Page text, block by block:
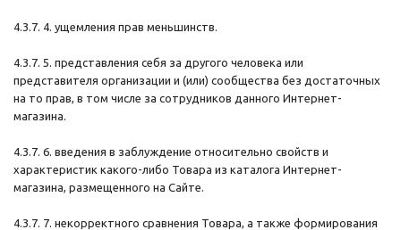
4.3.7. 4. ущемления прав меньшинств.
4.3.7. 5. представления себя за другого человека или
представителя организации и (или) сообщества без достаточных
на то прав, в том числе за сотрудников данного Интернет-
магазина.
4.3.7. 6. введения в заблуждение относительно свойств и
характеристик какого-либо Товара из каталога Интернет-
магазина, размещенного на Сайте.
4.3.7. 7. некорректного сравнения Товара, а также формирования